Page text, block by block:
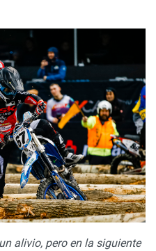
alivio, pero en la siguiente